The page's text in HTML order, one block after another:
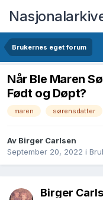
Brukernes eget forum
Når Ble Maren
Født og Døpt?
maren sørensdatter
Av Birger Carlsen
September 20, 2022 i
Birger